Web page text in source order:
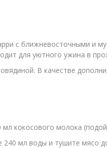
с ближневосточными и
для уютного ужина в
В качестве
кокосового молока
мл воды и тушите мясо